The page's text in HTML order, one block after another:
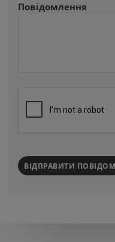
Повідомлення
ВІДПРАВИТИ